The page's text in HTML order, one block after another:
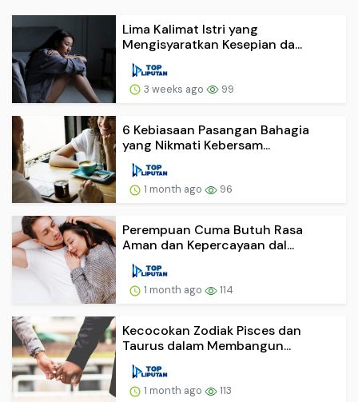
Lima Kalimat Istri yang
Mengisyaratkan Kesepian da...
3 weeks ago 99
6 Kebiasaan Pasangan Bahagia
yang Nikmati Kebersam...
1 month ago 96
Perempuan Cuma Butuh Rasa
Aman dan Kepercayaan dal...
1 month ago 114
Kecocokan Zodiak Pisces dan
Taurus dalam Membangun...
1 month ago 113